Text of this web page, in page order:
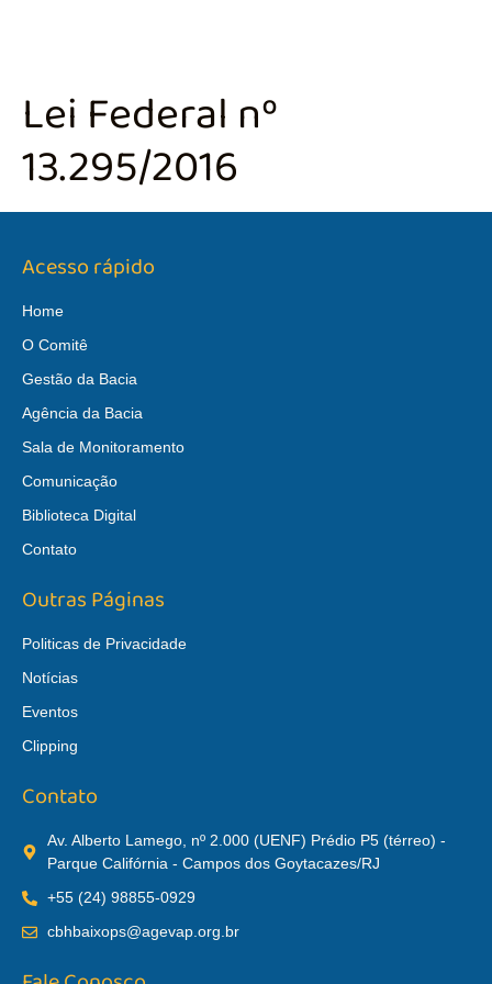
Lei Federal nº
13.295/2016
Acesso rápido
Home
O Comitê
Gestão da Bacia
Agência da Bacia
Sala de Monitoramento
Comunicação
Biblioteca Digital
Contato
Outras Páginas
Politicas de Privacidade
Notícias
Eventos
Clipping
Contato
Av. Alberto Lamego, nº 2.000 (UENF) Prédio P5 (térreo) -
Parque Califórnia - Campos dos Goytacazes/RJ
+55 (24) 98855-0929
cbhbaixops@agevap.org.br